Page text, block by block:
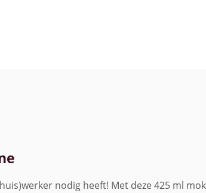
nodig heeft! Met deze 425 ml